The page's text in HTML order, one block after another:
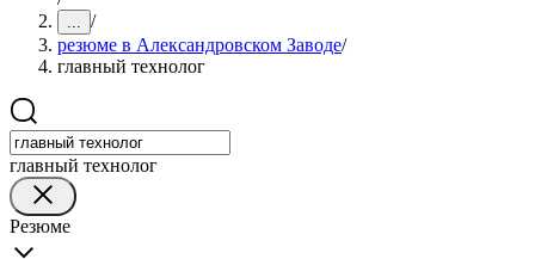
... /
резюме в Александровском Заводе/
главный технолог
главный технолог
Резюме